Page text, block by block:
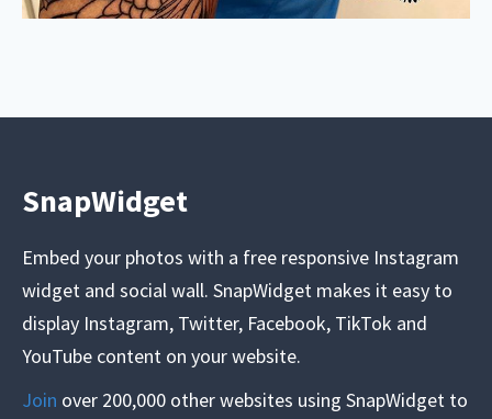
SnapWidget
Embed your photos with a free responsive Instagram
widget and social wall. SnapWidget makes it easy to
display Instagram, Twitter, Facebook, TikTok and
YouTube content on your website.
Join over 200,000 other websites using SnapWidget to